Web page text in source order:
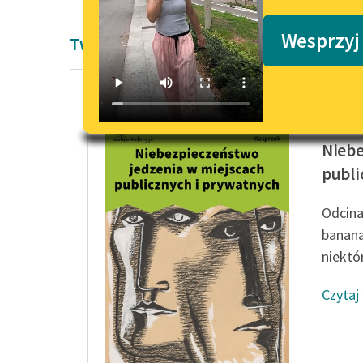
Twórczość Aleksandra Kasprzak i
Czytaj